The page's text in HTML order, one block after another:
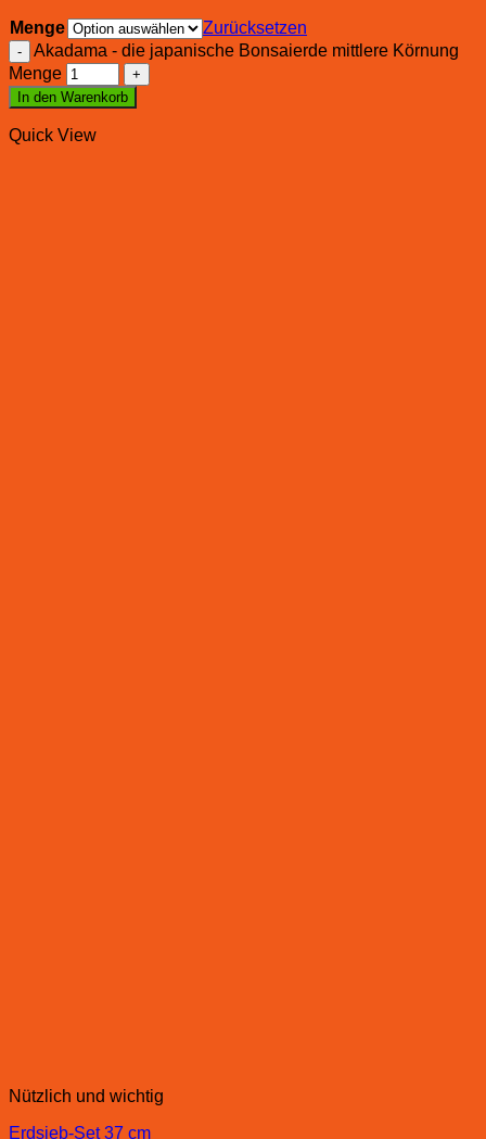
Menge
Zurücksetzen
Akadama - die japanische Bonsaierde mittlere Körnung
Menge
In den Warenkorb
Quick View
Nützlich und wichtig
Erdsieb-Set 37 cm